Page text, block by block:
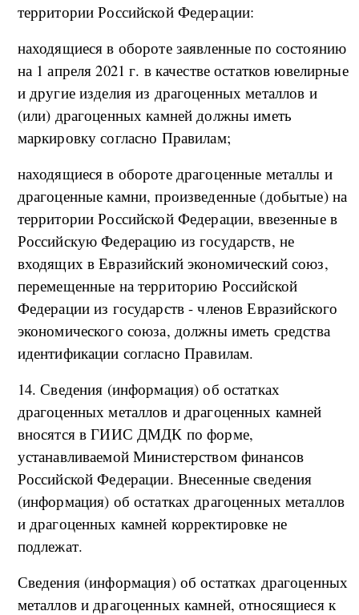
территории Российской Федерации:
находящиеся в обороте заявленные по состоянию
на 1 апреля 2021 г. в качестве остатков ювелирные
и другие изделия из драгоценных металлов и
(или) драгоценных камней должны иметь
маркировку согласно Правилам;
находящиеся в обороте драгоценные металлы и
драгоценные камни, произведенные (добытые) на
территории Российской Федерации, ввезенные в
Российскую Федерацию из государств, не
входящих в Евразийский экономический союз,
перемещенные на территорию Российской
Федерации из государств - членов Евразийского
экономического союза, должны иметь средства
идентификации согласно Правилам.
14. Сведения (информация) об остатках
драгоценных металлов и драгоценных камней
вносятся в ГИИС ДМДК по форме,
устанавливаемой Министерством финансов
Российской Федерации. Внесенные сведения
(информация) об остатках драгоценных металлов
и драгоценных камней корректировке не
подлежат.
Сведения (информация) об остатках драгоценных
металлов и драгоценных камней, относящиеся к